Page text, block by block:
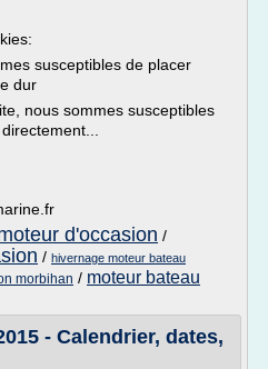
susceptibles de placer
dur
nous sommes susceptibles
d'occasion /
/ hivernage moteur bateau
morbihan / moteur bateau
- Calendrier, dates,